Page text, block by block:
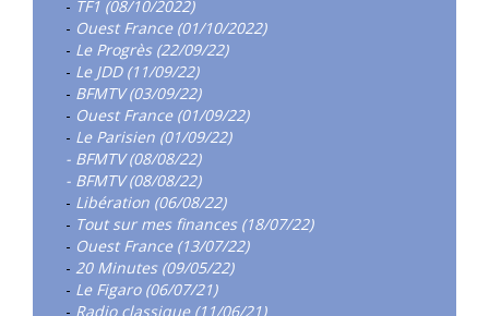
- TF1 (08/10/2022)
- Ouest France (01/10/2022)
- Le Progrès (22/09/22)
- Le JDD (11/09/22)
- BFMTV (03/09/22)
- Ouest France (01/09/22)
- Le Parisien (01/09/22)
- BFMTV (08/08/22)
- BFMTV (08/08/22)
- Libération (06/08/22)
- Tout sur mes finances (18/07/22)
- Ouest France (13/07/22)
- 20 Minutes (09/05/22)
- Le Figaro (06/07/21)
- Radio classique (11/06/21)